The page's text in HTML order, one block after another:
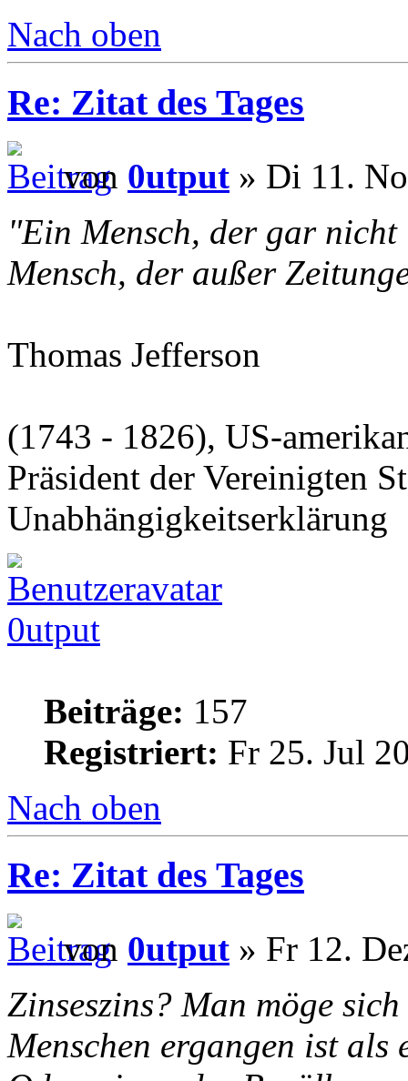
Nach oben
Re: Zitat des Tages
von 0utput » Di 11.
"Ein Mensch, der gar
Mensch, der außer
Thomas Jefferson
(1743 - 1826), US-
Präsident der Vereinigten
Unabhängigkeitserklärung
0utput
Beiträge: 157
Registriert: Fr 25. Jul
Nach oben
Re: Zitat des Tages
von 0utput » Fr 12.
Zinseszins? Man möge
Menschen ergangen ist als